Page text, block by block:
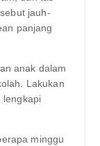
jauh-
panjang
anak dalam
Lakukan
lengkapi
minggu